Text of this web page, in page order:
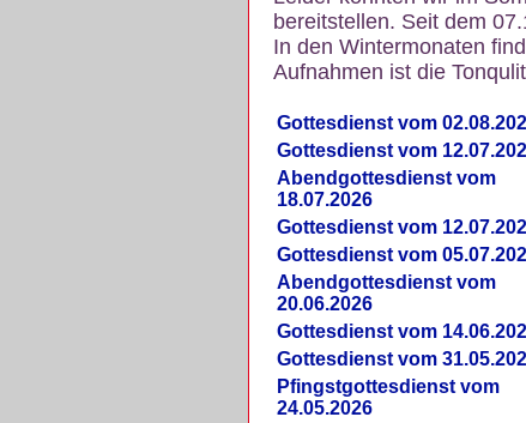
bereitstellen. Seit dem
In den Wintermonaten
Aufnahmen ist die
Gottesdienst vom
Gottesdienst vom
Abendgottesdienst vom
18.07.2026
Gottesdienst vom
Gottesdienst vom
Abendgottesdienst vom
20.06.2026
Gottesdienst vom
Gottesdienst vom
Pfingstgottesdienst vom
24.05.2026